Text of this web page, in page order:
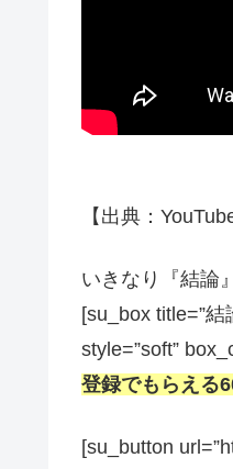
【出典：
いきなり『結論
[su_box title=”
style=”soft”
登録でもらえる
[su_button